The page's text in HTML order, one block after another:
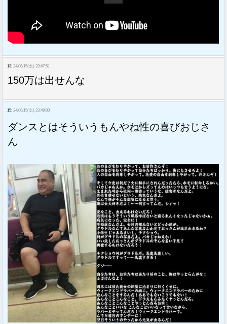
13: 24/06/15(土) 23:47:51
150万は出せんな
15: 24/06/15(土) 23:49:00
ダンスとはそういうもんやね性の喜びおじさ
ん